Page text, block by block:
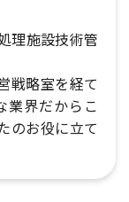
理施設技術管
戦略室を経て
業界だからこ
のお役に立て